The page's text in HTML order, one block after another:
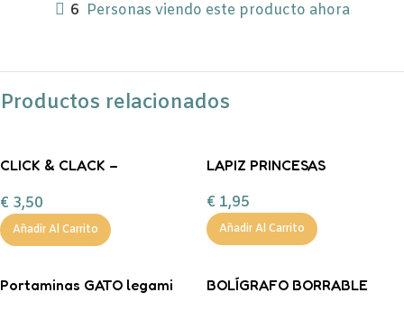
6 Personas viendo este producto ahora
Productos relacionados
CLICK & CLACK –
LLAMA
€ 3,50
Añadir Al Carrito
LAPIZ PRINCESAS
€ 1,95
Añadir Al Carrito
Portaminas GATO legami
BOLÍGRAFO BORRABLE